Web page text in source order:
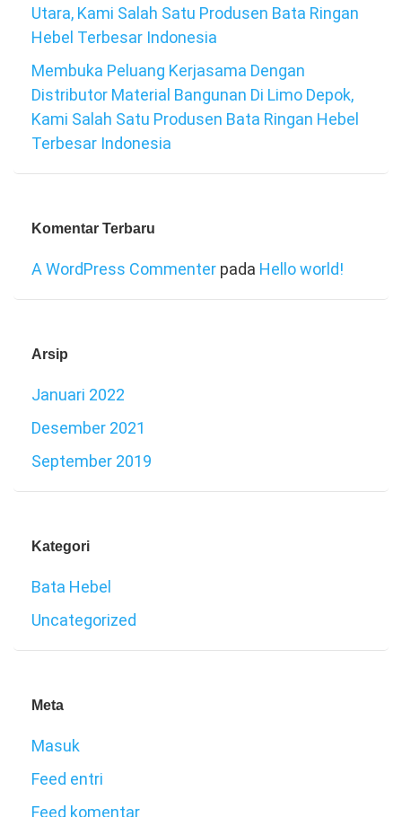
Utara, Kami Salah Satu Produsen Bata Ringan
Hebel Terbesar Indonesia
Membuka Peluang Kerjasama Dengan
Distributor Material Bangunan Di Limo Depok,
Kami Salah Satu Produsen Bata Ringan Hebel
Terbesar Indonesia
Komentar Terbaru
A WordPress Commenter pada Hello world!
Arsip
Januari 2022
Desember 2021
September 2019
Kategori
Bata Hebel
Uncategorized
Meta
Masuk
Feed entri
Feed komentar